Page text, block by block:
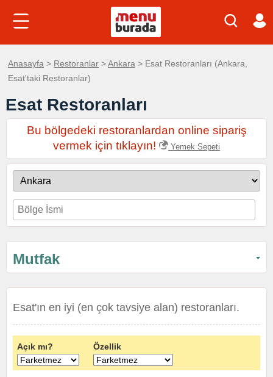
Anasayfa > Restoranlar >Ankara > Esat Restoranları (Ankara,
Esat'taki Restoranlar)
Esat Restoranları
Bu bölgedeki restoranlardan online sipariş
vermek için tıklayın!
Yemek Sepeti
Mutfak
Esat'ın en iyi (en çok tavsiye alan) restoranları.
Açık mı? Özellik